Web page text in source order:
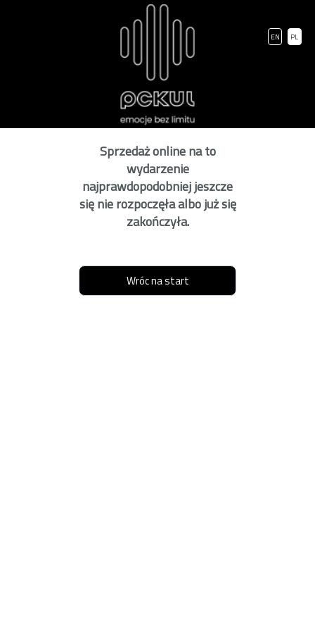
PL
EN
Sprzedaż online na to
wydarzenie
najprawdopodobniej jeszcze
się nie rozpoczęła albo już się
zakończyła.
Wróc na start